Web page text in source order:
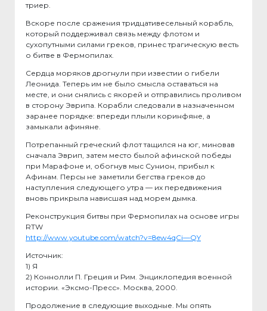
триер.
Вскоре после сражения тридцативесельный корабль,
который поддерживал связь между флотом и
сухопутными силами греков, принес трагическую весть
о битве в Фермопилах.
Сердца моряков дрогнули при известии о гибели
Леонида. Теперь им не было смысла оставаться на
месте, и они снялись с якорей и отправились проливом
в сторону Эврипа. Корабли следовали в назначенном
заранее порядке: впереди плыли коринфяне, а
замыкали афиняне.
Потрепанный греческий флот тащился на юг, миновав
сначала Эврип, затем место былой афинской победы
при Марафоне и, обогнув мыс Сунион, прибыл к
Афинам. Персы не заметили бегства греков до
наступления следующего утра — их передвижения
вновь прикрыла нависшая над морем дымка.
Реконструкция битвы при Фермопилах на основе игры
RTW
http://www.youtube.com/watch?v=8ew4qCi—QY
Источник:
1) Я
2) Коннолли П. Греция и Рим. Энциклопедия военной
истории. «Эксмо-Пресс». Москва, 2000.
Продолжение в следующие выходные. Мы опять